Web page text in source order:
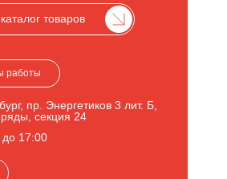
работы
пр. Энергетиков 3 лит. Б,
секция 24
17:00
товаров
товаров